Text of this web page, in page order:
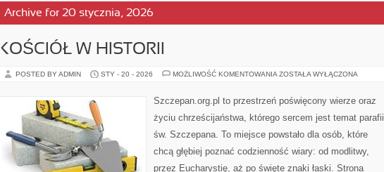
Archive for 20 stycznia, 2026
KOŚCIÓŁ W HISTORII
POSTED BY ADMIN STY - 20 - 2026 MOŻLIWOŚĆ KOMENTOWANIA KOŚCIÓŁ
ZOSTAŁA WYŁĄCZONA
Szczepan.org.pl to przestrzeń poświęcony wierze oraz
życiu chrześcijaństwa, którego sercem jest temat parafii
św. Szczepana. To miejsce powstało dla osób, które
chcą głębiej poznać codzienność wiary: od modlitwy,
przez Eucharystię, aż po święte znaki łaski. Strona